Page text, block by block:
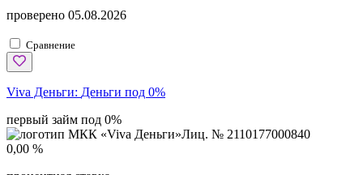
проверено 05.08.2026
Сравнение
Viva Деньги: Деньги под 0%
первый займ под 0%
Лиц. № 2110177000840
0,00 %